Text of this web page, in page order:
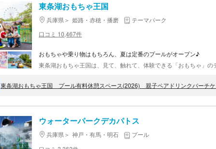
東条湖おもちゃ王国
兵庫県 姫路・赤穂・播磨
テーマパーク
口コミ 10,467件
おもちゃや乗り物はもちろん、夏は定番のプールがオープン♪
東条湖おもちゃ王国 プール有料休憩スペース(2026) 親子ペアドリンクバーチ
ウォーターパークデカパトス
兵庫県 神戸・有馬・明石
プール